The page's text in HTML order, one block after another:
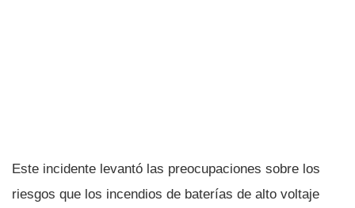
Este incidente levantó las preocupaciones sobre los
riesgos que los incendios de baterías de alto voltaje